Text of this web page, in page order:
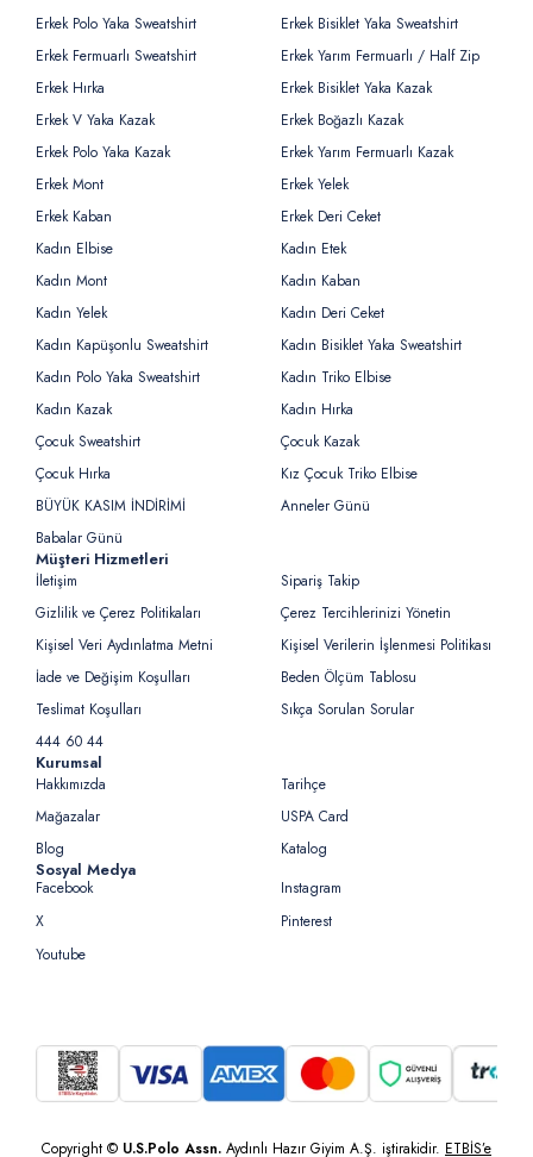
Erkek Polo Yaka Sweatshirt
Erkek Bisiklet Yaka Sweatshirt
Erkek Fermuarlı Sweatshirt
Erkek Yarım Fermuarlı / Half Zip
Erkek Hırka
Erkek Bisiklet Yaka Kazak
Erkek V Yaka Kazak
Erkek Boğazlı Kazak
Erkek Polo Yaka Kazak
Erkek Yarım Fermuarlı Kazak
Erkek Mont
Erkek Yelek
Erkek Kaban
Erkek Deri Ceket
Kadın Elbise
Kadın Etek
Kadın Mont
Kadın Kaban
Kadın Yelek
Kadın Deri Ceket
Kadın Kapüşonlu Sweatshirt
Kadın Bisiklet Yaka Sweatshirt
Kadın Polo Yaka Sweatshirt
Kadın Triko Elbise
Kadın Kazak
Kadın Hırka
Çocuk Sweatshirt
Çocuk Kazak
Çocuk Hırka
Kız Çocuk Triko Elbise
BÜYÜK KASIM İNDİRİMİ
Anneler Günü
Babalar Günü
Müşteri Hizmetleri
İletişim
Sipariş Takip
Gizlilik ve Çerez Politikaları
Çerez Tercihlerinizi Yönetin
Kişisel Veri Aydınlatma Metni
Kişisel Verilerin İşlenmesi Politikası
İade ve Değişim Koşulları
Beden Ölçüm Tablosu
Teslimat Koşulları
Sıkça Sorulan Sorular
444 60 44
Kurumsal
Hakkımızda
Tarihçe
Mağazalar
USPA Card
Blog
Katalog
Sosyal Medya
Facebook
Instagram
X
Pinterest
Youtube
Copyright © U.S.Polo Assn. Aydınlı Hazır Giyim A.Ş. iştirakidir. ETBİS’e